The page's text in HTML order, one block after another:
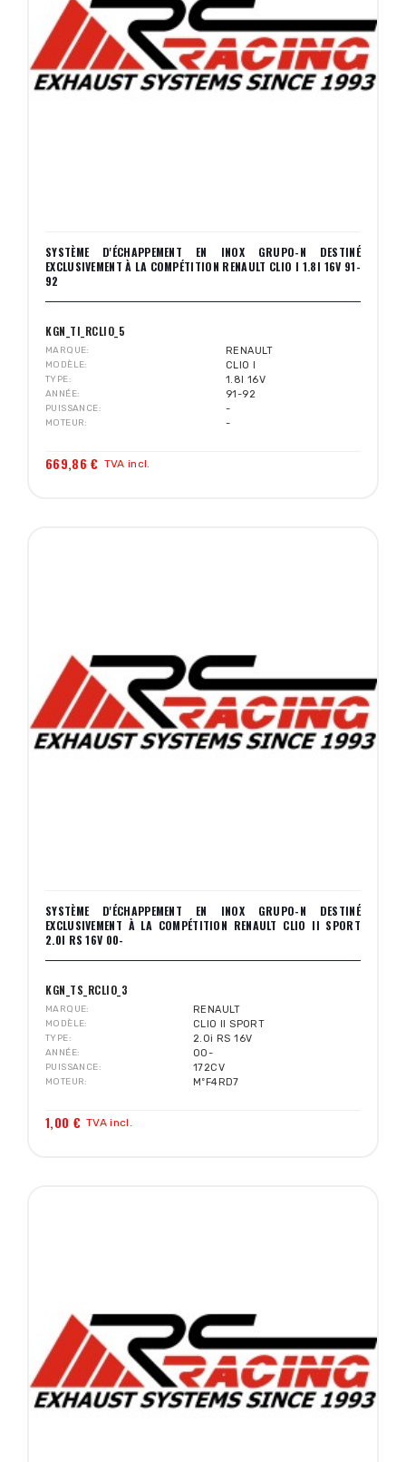
SYSTÈME D'ÉCHAPPEMENT EN INOX GRUPO-N DESTINÉ
EXCLUSIVEMENT À LA COMPÉTITION RENAULT CLIO I 1.8I 16V 91-
92
KGN_TI_RCLIO_5
MARQUE RENAULT
MODÈLE CLIO I
TYPE 1.8I 16V
ANNÉE 91-92
PUISSANCE -
MOTEUR -
669,86 € TVA incl.
SYSTÈME D'ÉCHAPPEMENT EN INOX GRUPO-N DESTINÉ
EXCLUSIVEMENT À LA COMPÉTITION RENAULT CLIO II SPORT
2.0I RS 16V 00-
KGN_TS_RCLIO_3
MARQUE RENAULT
MODÈLE CLIO II SPORT
TYPE 2.0i RS 16V
ANNÉE 00-
PUISSANCE 172CV
MOTEUR MºF4RD7
1,00 € TVA incl.